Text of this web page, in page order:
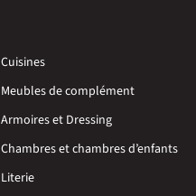
Cuisines
Meubles de complément
Armoires et Dressing
Chambres et chambres d’enfants
Literie